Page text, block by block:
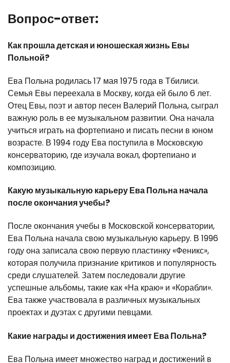
Вопрос-ответ:
Как прошла детская и юношеская жизнь Евы
Польной?
Ева Польна родилась 17 мая 1975 года в Тбилиси.
Семья Евы переехала в Москву, когда ей было 6 лет.
Отец Евы, поэт и автор песен Валерий Польна, сыграл
важную роль в ее музыкальном развитии. Она начала
учиться играть на фортепиано и писать песни в юном
возрасте. В 1994 году Ева поступила в Московскую
консерваторию, где изучала вокал, фортепиано и
композицию.
Какую музыкальную карьеру Ева Польна начала
после окончания учебы?
После окончания учебы в Московской консерватории,
Ева Польна начала свою музыкальную карьеру. В 1996
году она записала свою первую пластинку «Феникс»,
которая получила признание критиков и популярность
среди слушателей. Затем последовали другие
успешные альбомы, такие как «На краю» и «Корабли».
Ева также участвовала в различных музыкальных
проектах и дуэтах с другими певцами.
Какие награды и достижения имеет Ева Польна?
Ева Польна имеет множество наград и достижений в